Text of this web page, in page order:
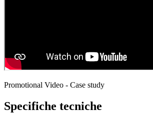
Promotional Video - Case study
Specifiche tecniche